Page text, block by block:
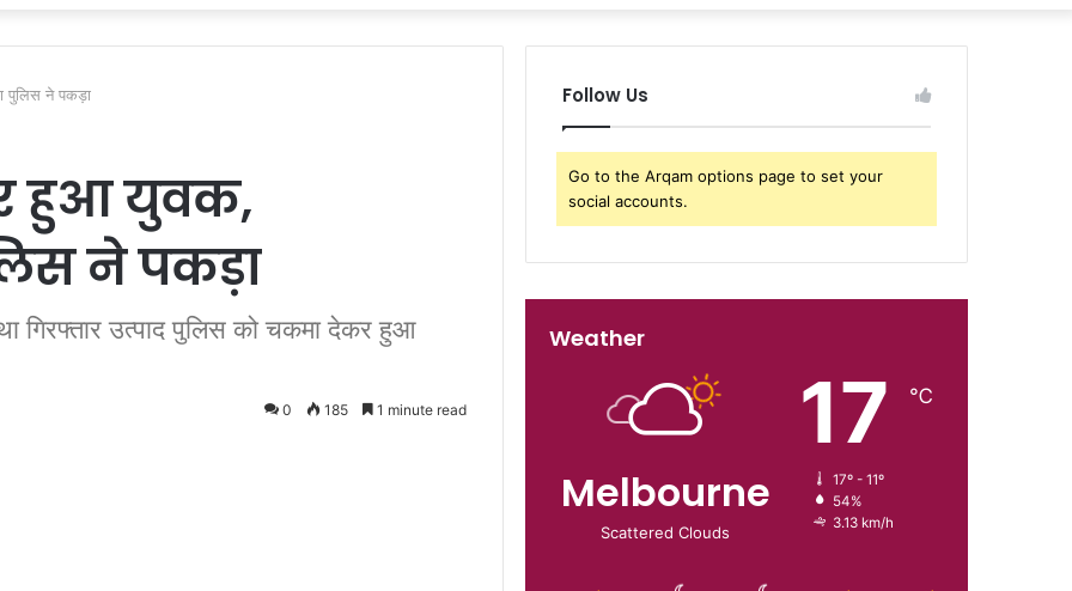
पुलिस ने पकड़ा
हुआ युवक,
ने पकड़ा
गिरफ्तार उत्पाद पुलिस को चकमा देकर हुआ
0 185 1 minute read
Follow Us
Go to the Arqam options page to set your
social accounts.
Weather
Melbourne
Scattered Clouds
17 ℃
17º - 11º
54%
3.13 km/h